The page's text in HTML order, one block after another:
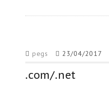
pegs 23/04/2017
.com/.net